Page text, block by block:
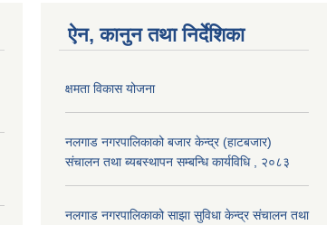
ऐन, कानुन तथा निर्देशिका
क्षमता विकास योजना
नलगाड नगरपालिकाको बजार केन्द्र (हाटबजार)
संचालन तथा ब्यबस्थापन सम्बन्धि कार्यविधि , २०८३
नलगाड नगरपालिकाको साझा सुविधा केन्द्र संचालन तथा